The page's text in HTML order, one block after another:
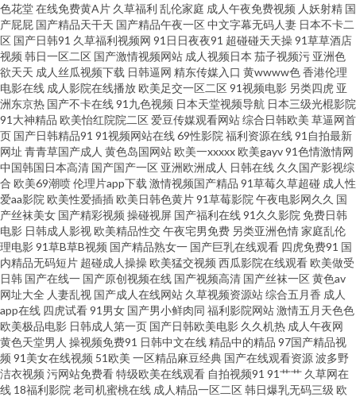
本激情影院 亚洲一区在线 91婷婷射 A片人妖 豆花社区在线观看 岛国成人在
线 人人肏屄人人 午夜福利91视频 91大片在线播放 jk白丝被射 黄色网址的网
站 欧美妞干网 日韩欧美大片 97人人人热热 超碰超逼 国产精品噜噜噜 久草福
利不卡 欧洲日一区精品 少妇网址 午夜香焦剧场 97人妻人人 超碰在线日2 久
久五月亭 青娱乐青娱乐54 色呦呦国产 制服中文丝 97R精品 豆花91 九九热这
里只有 免费的av网站 日韩干逼网 午夜激情福利 91次元官网 AV密穴老司机 超
碰在线91站 国产视频二区 久久精品国产亚州 日韩黄色AV网站 香蕉视频ap 91
換覺 A级论理片 成人剧场 精品自拍4 欧美性爱综合 深夜释放在线 亚洲酒店a
片 91工厂熟女露脸 大香蕉伊人9 精品国产区久久 欧美成人官网 日韩无码网址
伊人大香焦 99爱综合 大香蕉易淫网 韩日免费 另类综合激情 人人妻人人肏 亚
色花堂在线免费黄A片 久草福利 乱伦家庭 成人午夜免费视频 人妖射精 国
产屁屁 国产精品天干天 国产精品午夜一区中文字幕无码人妻 日本不卡二
区 国产日韩91 久草福利视频网 91日日夜夜91 超碰碰天天操91草草酒店
视频 韩日一区二区 国产激情视频网站 成人视频日本 茄子视频污 亚洲色
欲天天 成人丝瓜视频下载 日韩逼网 精东传媒入口 黄wwww色香港伦理
电影在线 成人影院在线播放欧美足交一区二区91视频电影 另类四虎 亚
洲东京热 国产不卡在线91九色视频 日本天堂视频导航 日本三级光棍影院
91大神精品 欧美怡红院院二区 爱豆传媒观看网站综合日韩欧美 草逼网首
页 国产日韩精品91 91视频网站在线69性影院 福利资源在线91自拍最新
网址 青青草国产成人 黄色岛国网站欧美一xxxxx欧美gayv91色情激情网
中国韩国日本高清 国产国产一区 亚洲欧洲成人 日韩在线 久久国产影视综
合 欧美69潮喷伦理片app下载 激情视频国产精品 91草莓久草超碰 成人性
爱aa影院 欧美性爱插插欧美日韩色黄片91草莓影院 午夜电影网久久 国
产丝袜美女 国产精彩视频 操碰视屏 国产福利在线91久久影院 免费日韩
电影 日韩成人影视欧美精品性交午夜宅男免费 另类亚洲色情家庭乱伦
理电影91草B草B视频 国产精品熟女一 国产巨乳在线观看 四虎免费91 国
内精品无码短片 超碰成人操操欧美猛交视频 西瓜影院在线观看欧美做受
日韩 国产在线一 国产原创视频在线 国产视频高清 国产丝袜一区黄色av
网址大全 人妻乱视 国产成人在线网站 久草视频资源站综合五月香 成人
app在线 四虎试看91男女 国产男小鲜肉同 福利影院网站激情五月天色色
欧美极品电影 日韩成人第一页 国产日韩欧美电影 久久机热 成人午夜网
黄色天堂男人 操视频免费91 日韩中文在线精品中的精品 97国产精品视
频 91美女在线视频 51欧美 一区精品麻豆经典 国产在线观看资源波多野
洁衣视频 污网站免费看特级欧美在线观看 自拍视频91 91艹艹 久草网在
线 18福利影院 老司机蜜桃在线 成人精品一区二区韩日爆乳无码三级 欧